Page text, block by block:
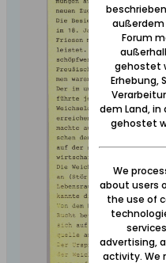
außerdem
Forum
gehostet
Erhebung,
dem Land, in
gehostet
We
about users
the use of
advertising,
activity. We